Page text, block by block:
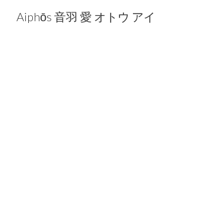
Aiphōs 音羽 愛 オトウ アイ